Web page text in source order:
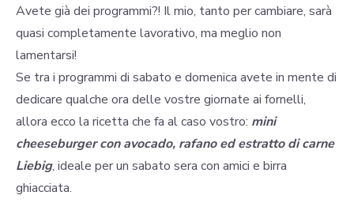
Avete già dei programmi?! Il mio, tanto per cambiare, sarà
quasi completamente lavorativo, ma meglio non
lamentarsi!
Se tra i programmi di sabato e domenica avete in mente di
dedicare qualche ora delle vostre giornate ai fornelli,
allora ecco la ricetta che fa al caso vostro: mini
cheeseburger con avocado, rafano ed estratto di carne
Liebig, ideale per un sabato sera con amici e birra
ghiacciata.